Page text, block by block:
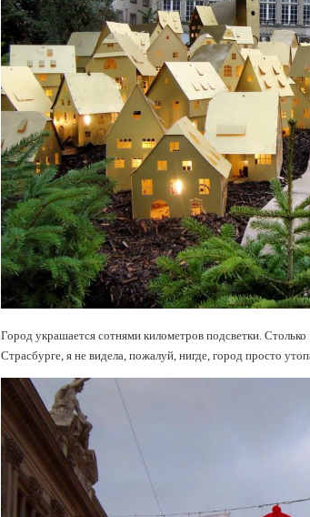
Город украшается сотнями километров подсветки.
Страсбурге, я не видела, пожалуй, нигде, город просто